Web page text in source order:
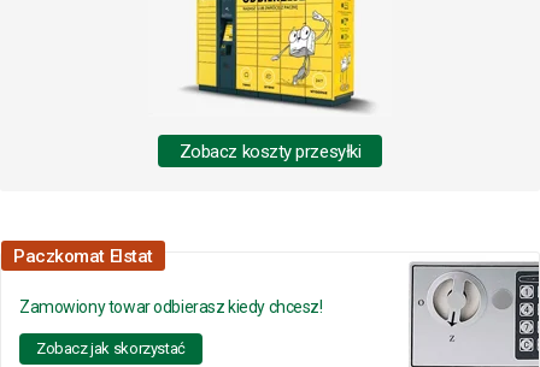
Zobacz koszty przesyłki
Paczkomat Elstat
Zamowiony towar odbierasz kiedy chcesz!
Zobacz jak skorzystać